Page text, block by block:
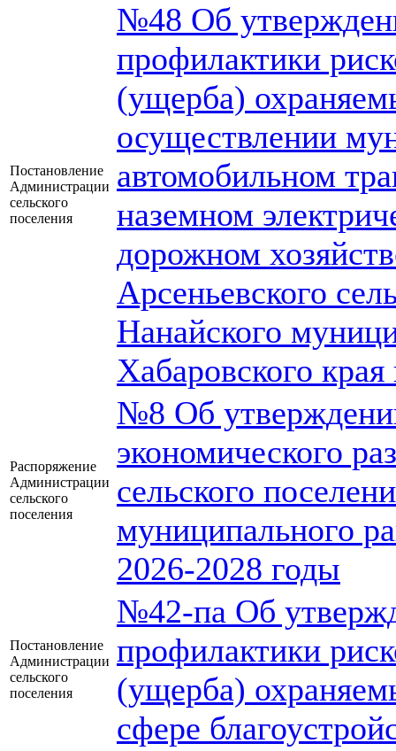
Постановление
Администрации
сельского
поселения
№48 Об
профилактики
(ущерба)
осуществлении
автомобильном
наземном
дорожном
Арсеньевского
Нанайского
Хабаровского
Распоряжение
Администрации
сельского
поселения
№8 Об
экономического
сельского
муниципального
2026-2028 годы
Постановление
Администрации
сельского
поселения
№42-па Об
профилактики
(ущерба)
сфере